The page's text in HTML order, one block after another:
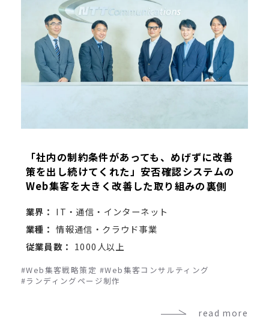
「社内の制約条件があっても、めげずに改善
策を出し続けてくれた」安否確認システムの
Web集客を大きく改善した取り組みの裏側
業界： IT・通信・インターネット
業種： 情報通信・クラウド事業
従業員数： 1000人以上
#Web集客戦略策定 #Web集客コンサルティング
#ランディングページ制作
read more